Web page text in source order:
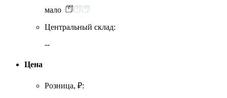
мало
Центральный склад:
--
Цена
Розница, ₽: